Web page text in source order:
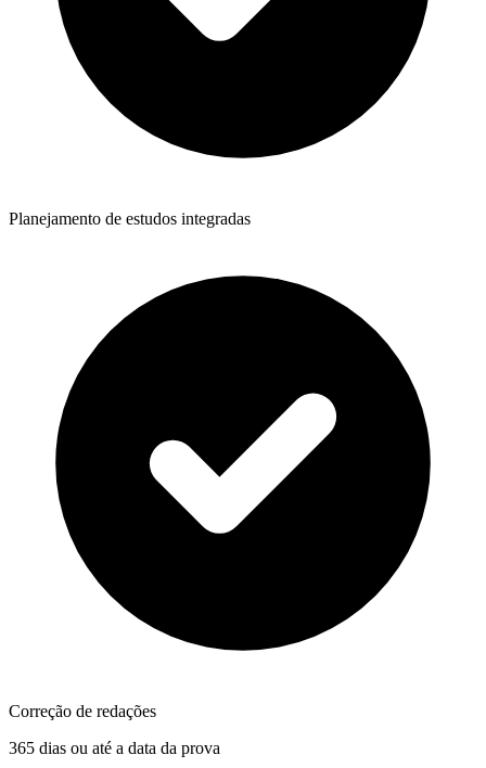
Planejamento de estudos integradas
Correção de redações
365 dias ou até a data da prova